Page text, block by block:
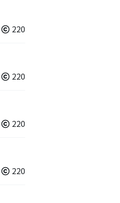
220
220
220
220